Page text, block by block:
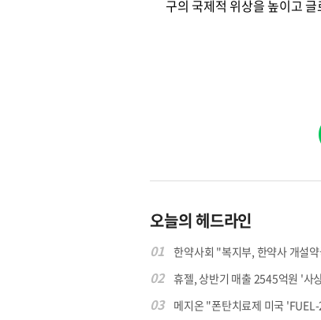
구의 국제적 위상을 높이고
오늘의 헤드라인
01 한약사회 "복지부, 한약사 개설약
02 휴젤, 상반기 매출 2545억원 '사
03 메지온 "폰탄치료제 미국 'FUEL-